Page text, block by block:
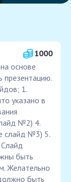
1000
основе
презентацию.
1.
указано в
№2) 4.
слайд №3) 5.
быть
Желательно
быть